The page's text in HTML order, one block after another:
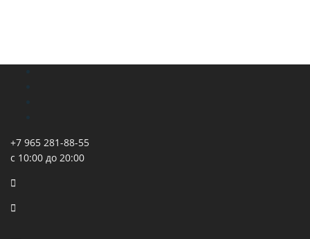
+7 965 281-88-55
с 10:00 до 20:00